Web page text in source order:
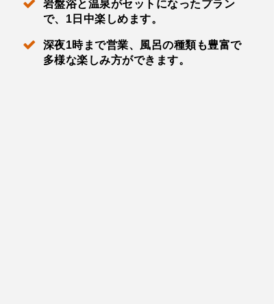
岩盤浴と温泉がセットになったプラン
で、1日中楽しめます。
深夜1時まで営業、風呂の種類も豊富で
多様な楽しみ方ができます。